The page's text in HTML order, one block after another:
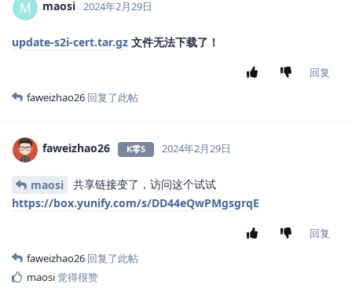
M maosi 2024年2月29日
update-s2i-cert.tar.gz 文件无法下载了！
回复
faweizhao26 回复了此帖
faweizhao26 K零S 2024年2月29日
maosi
共享链接变了，访问这个试试
https://box.yunify.com/s/DD44eQwPMgsgrqE
回复
faweizhao26 回复了此帖
maosi觉得很赞